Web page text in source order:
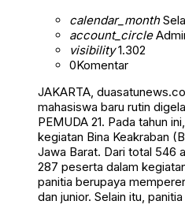
calendar_month
account_circle
visibility1.302
0Komentar
JAKARTA,
mahasiswa baru rutin
PEMUDA 21. Pada tahun
kegiatan Bina Keakraban
Jawa Barat. Dari total 546
287 peserta dalam
panitia berupaya
dan junior. Selain itu,